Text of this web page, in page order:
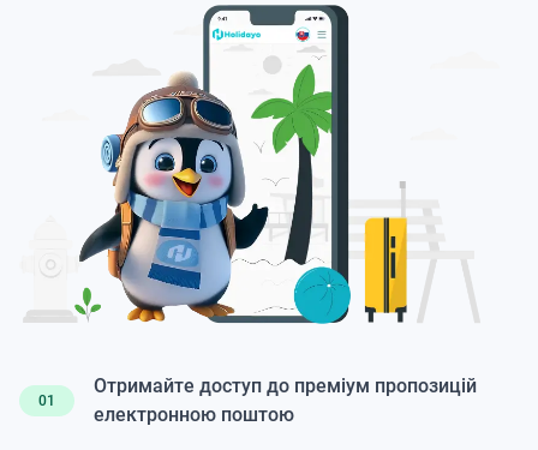
01
Отримайте доступ до преміум пропозицій
електронною поштою